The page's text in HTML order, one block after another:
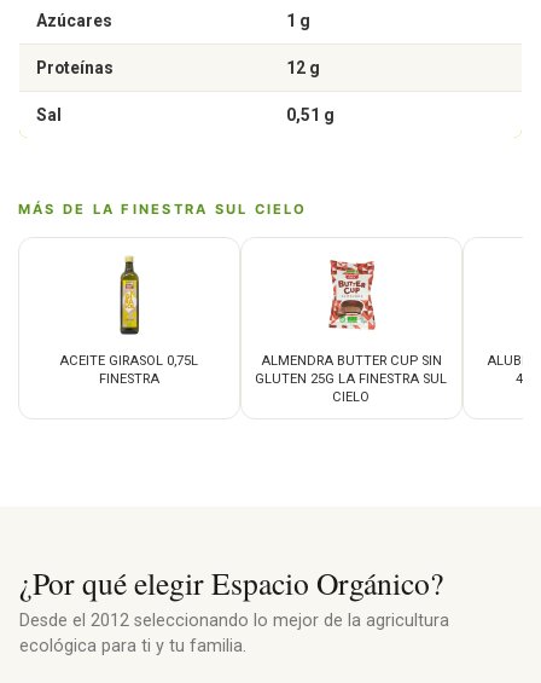
Azúcares 1 g
Proteínas 12 g
Sal 0,51 g
MÁS DE LA FINESTRA SUL CIELO
ACEITE GIRASOL 0,75L
FINESTRA
ALMENDRA BUTTER CUP SIN
GLUTEN 25G LA FINESTRA SUL
CIELO
¿Por qué elegir Espacio Orgánico?
Desde el 2012 seleccionando lo mejor de la agricultura
ecológica para ti y tu familia.